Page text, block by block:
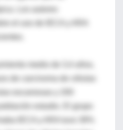
medio de 3,4 años,
estudio. El grupo